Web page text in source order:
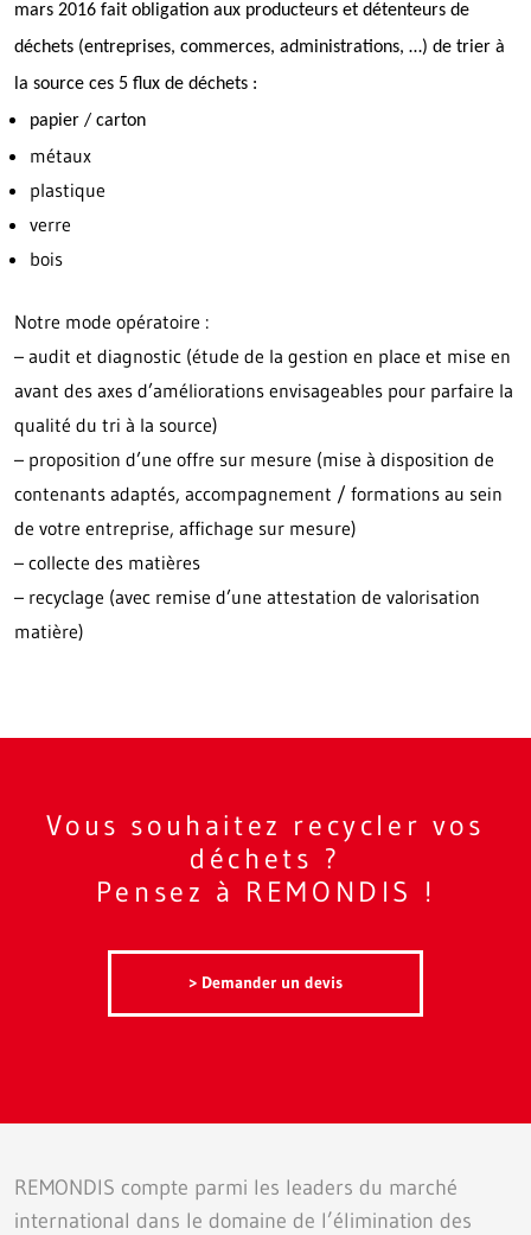
mars 2016 fait obligation aux producteurs et détenteurs de
déchets (entreprises, commerces, administrations, …) de trier à
la source ces 5 flux de déchets :
papier / carton
métaux
plastique
verre
bois
Notre mode opératoire :
– audit et diagnostic (étude de la gestion en place et mise en
avant des axes d’améliorations envisageables pour parfaire la
qualité du tri à la source)
– proposition d’une offre sur mesure (mise à disposition de
contenants adaptés, accompagnement / formations au sein
de votre entreprise, affichage sur mesure)
– collecte des matières
– recyclage (avec remise d’une attestation de valorisation
matière)
Vous souhaitez recycler vos
déchets ?
Pensez à REMONDIS !
> Demander un devis
REMONDIS compte parmi les leaders du marché
international dans le domaine de l’élimination des